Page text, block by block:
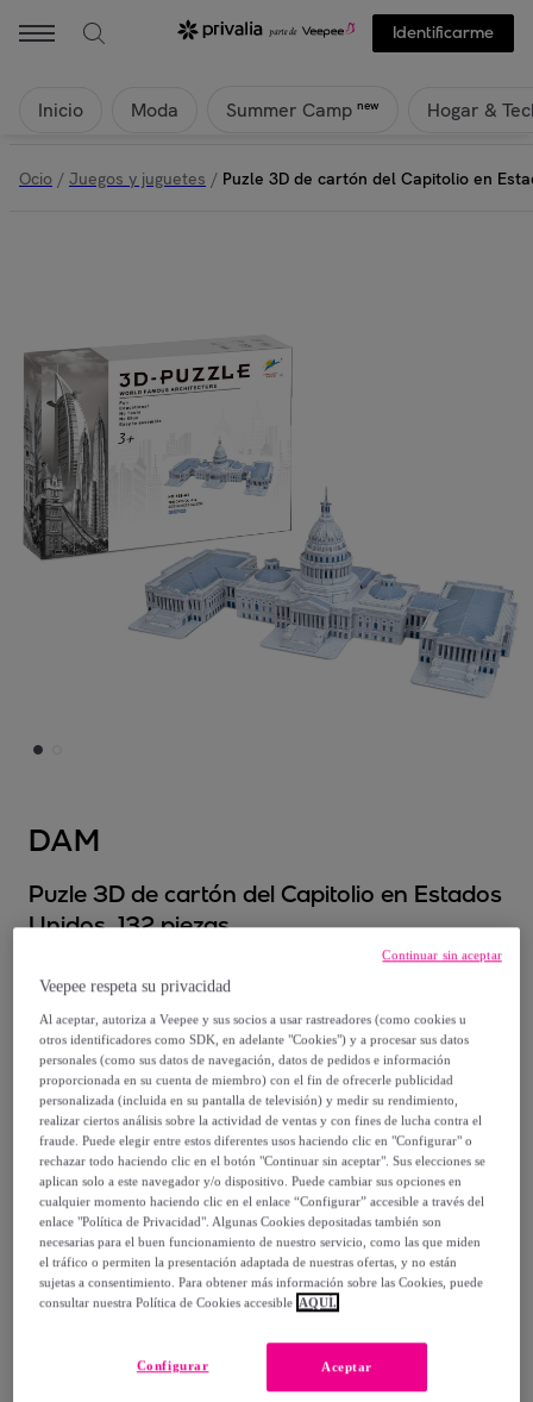
Identificarme
Inicio Moda Summer Camp new Hogar &
Ocio / Juegos y juguetes / Puzle 3D de cartón del Capitolio en
DAM
Puzle 3D de cartón del Capitolio en Estados
Unidos. 132 piezas.
26,99 €
59, €
-55%
Vendido porEMPRENDIMIENTOS URBANOS
Entrega
y el17/08
Veepee respeta su privacidad
Al aceptar, autoriza a Veepee y sus socios a usar rastreadores (como cookies u
otros identificadores como SDK, en adelante "Cookies") y a procesar sus datos
personales (como sus datos de navegación, datos de pedidos e información
proporcionada en su cuenta de miembro) con el fin de ofrecerle publicidad
personalizada (incluida en su pantalla de televisión) y medir su rendimiento,
realizar ciertos análisis sobre la actividad de ventas y con fines de lucha contra el
fraude. Puede elegir entre estos diferentes usos haciendo clic en "Configurar" o
rechazar todo haciendo clic en el botón "Continuar sin aceptar". Sus elecciones se
aplican solo a este navegador y/o dispositivo. Puede cambiar sus opciones en
cualquier momento haciendo clic en el enlace “Configurar” accesible a través del
enlace "Política de Privacidad". Algunas Cookies depositadas también son
necesarias para el buen funcionamiento de nuestro servicio, como las que miden
el tráfico o permiten la presentación adaptada de nuestras ofertas, y no están
sujetas a consentimiento. Para obtener más información sobre las Cookies, puede
consultar nuestra Política de Cookies accesible AQUÍ.
Aceptar
Configurar
Continuar sin aceptar